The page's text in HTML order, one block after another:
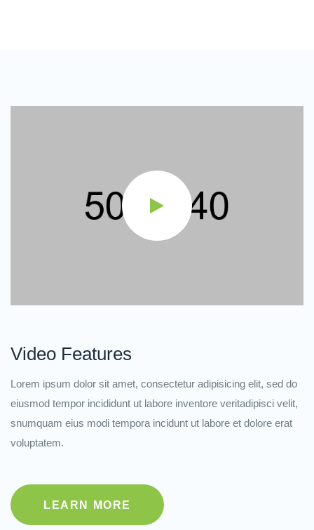
Video Features
Lorem ipsum dolor sit amet, consectetur adipisicing elit, sed do
eiusmod tempor incididunt ut labore inventore veritadipisci velit,
snumquam eius modi tempora incidunt ut labore et dolore erat
voluptatem.
LEARN MORE